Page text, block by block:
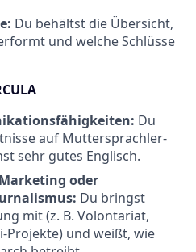
Du behältst die Übersicht,
und welche Schlüsse
Du
auf Muttersprachler-
sehr gutes Englisch.
oder
Du bringst
mit (z. B. Volontariat,
Projekte) und weißt, wie